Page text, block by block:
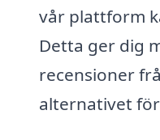
vår plattform
Detta ger dig
recensioner
alternativet